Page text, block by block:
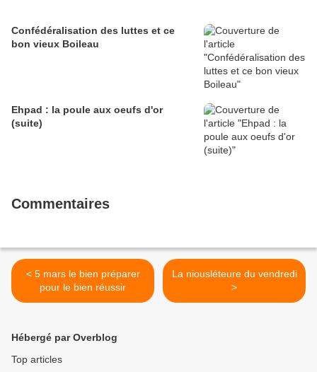
Confédéralisation des luttes et ce
bon vieux Boileau
Ehpad : la poule aux oeufs d'or
(suite)
Commentaires
< 5 mars le bien préparer
pour le bien réussir
La niousléteure du vendredi
>
Hébergé par Overblog
Top articles